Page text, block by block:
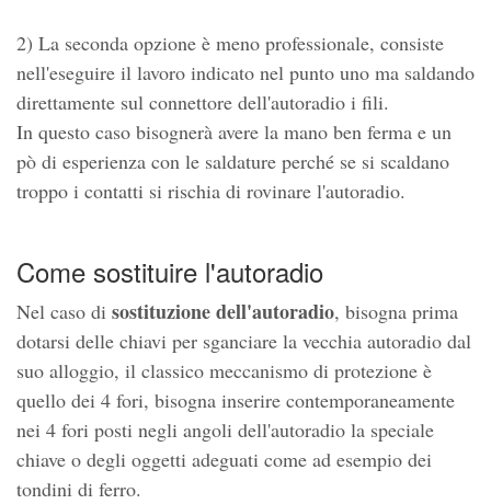
2) La seconda opzione è meno professionale, consiste
nell'eseguire il lavoro indicato nel punto uno ma saldando
direttamente sul connettore dell'autoradio i fili.
In questo caso bisognerà avere la mano ben ferma e un
pò di esperienza con le saldature perché se si scaldano
troppo i contatti si rischia di rovinare l'autoradio.
Come sostituire l'autoradio
Nel caso di sostituzione dell'autoradio, bisogna prima
dotarsi delle chiavi per sganciare la vecchia autoradio dal
suo alloggio, il classico meccanismo di protezione è
quello dei 4 fori, bisogna inserire contemporaneamente
nei 4 fori posti negli angoli dell'autoradio la speciale
chiave o degli oggetti adeguati come ad esempio dei
tondini di ferro.